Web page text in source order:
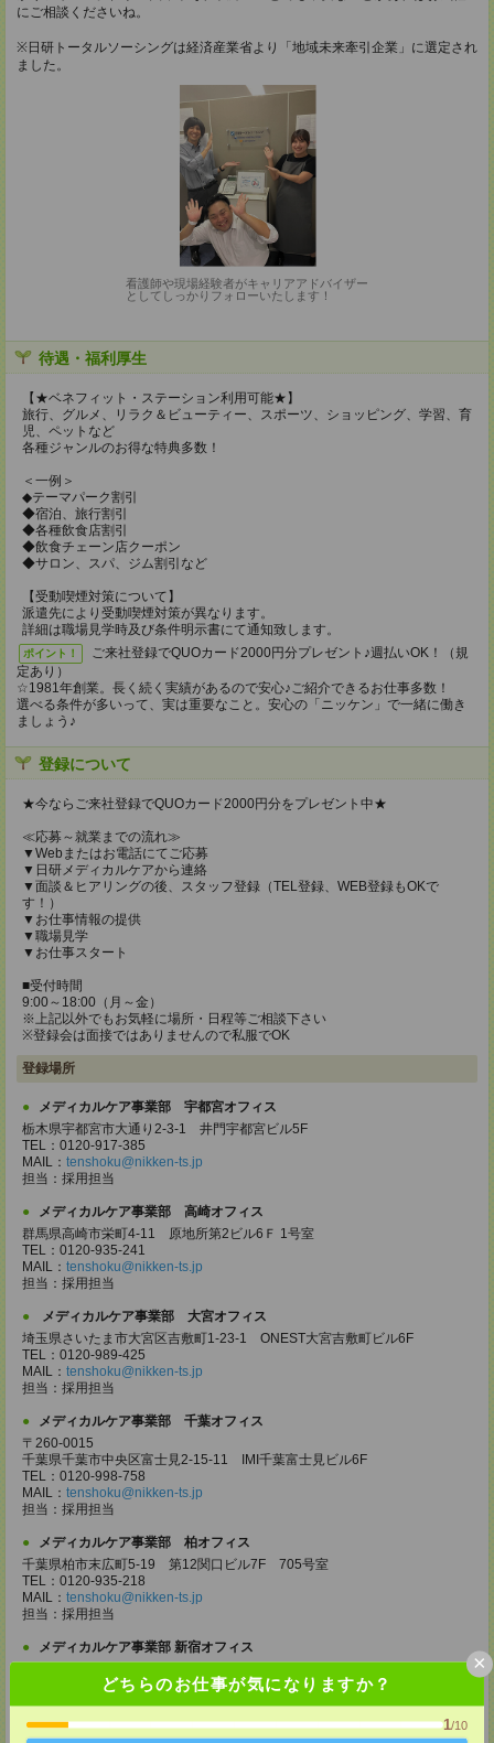
どちらのお仕事が気になりますか？
1/10
×
にご相談くださいね。
※日研トータルソーシングは経済産業省より「地域未来牽引企業」に選定され
ました。
看護師や現場経験者がキャリアアドバイザー
としてしっかりフォローいたします！
待遇・福利厚生
【★ベネフィット・ステーション利用可能★】
旅行、グルメ、リラク＆ビューティー、スポーツ、ショッピング、学習、育
児、ペットなど
各種ジャンルのお得な特典多数！
＜一例＞
◆テーマパーク割引
◆宿泊、旅行割引
◆各種飲食店割引
◆飲食チェーン店クーポン
◆サロン、スパ、ジム割引など
【受動喫煙対策について】
派遣先により受動喫煙対策が異なります。
詳細は職場見学時及び条件明示書にて通知致します。
ポイント！
ご来社登録でQUOカード2000円分プレゼント♪週払いOK！（規
定あり）
☆1981年創業。長く続く実績があるので安心♪ご紹介できるお仕事多数！
選べる条件が多いって、実は重要なこと。安心の「ニッケン」で一緒に働き
ましょう♪
登録について
★今ならご来社登録でQUOカード2000円分をプレゼント中★
≪応募～就業までの流れ≫
▼Webまたはお電話にてご応募
▼日研メディカルケアから連絡
▼面談＆ヒアリングの後、スタッフ登録（TEL登録、WEB登録もOKで
す！）
▼お仕事情報の提供
▼職場見学
▼お仕事スタート
■受付時間
9:00～18:00（月～金）
※上記以外でもお気軽に場所・日程等ご相談下さい
※登録会は面接ではありませんので私服でOK
登録場所
メディカルケア事業部 宇都宮オフィス
栃木県宇都宮市大通り2-3-1 井門宇都宮ビル5F
TEL：0120-917-385
MAIL： tenshoku@nikken-ts.jp
担当：採用担当
メディカルケア事業部 高崎オフィス
群馬県高崎市栄町4-11 原地所第2ビル6Ｆ 1号室
TEL：0120-935-241
MAIL： tenshoku@nikken-ts.jp
担当：採用担当
メディカルケア事業部 大宮オフィス
埼玉県さいたま市大宮区吉敷町1-23-1 ONEST大宮吉敷町ビル6F
TEL：0120-989-425
MAIL： tenshoku@nikken-ts.jp
担当：採用担当
メディカルケア事業部 千葉オフィス
〒260-0015
千葉県千葉市中央区富士見2-15-11 IMI千葉富士見ビル6F
TEL：0120-998-758
MAIL： tenshoku@nikken-ts.jp
担当：採用担当
メディカルケア事業部 柏オフィス
千葉県柏市末広町5-19 第12関口ビル7F 705号室
TEL：0120-935-218
MAIL： tenshoku@nikken-ts.jp
担当：採用担当
メディカルケア事業部 新宿オフィス
TEL：0120-457-235
MAIL：tenshoku@nikken-ts.jp
担当：採用担当